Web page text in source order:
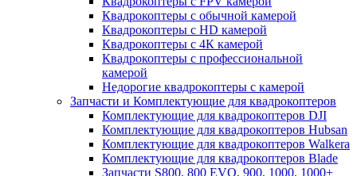
Квадрокоптеры с обычной камерой
Квадрокоптеры с HD камерой
Квадрокоптеры с 4К камерой
Квадрокоптеры с профессиональной
камерой
Недорогие квадрокоптеры с камерой
Запчасти и Комплектующие для квадрокоптеров
Комплектующие для квадрокоптеров DJI
Комплектующие для квадрокоптеров Hubsan
Комплектующие для квадрокоптеров Walkera
Комплектующие для квадрокоптеров Blade
Запчасти S800, 800 EVO, 900, 1000, 1000+